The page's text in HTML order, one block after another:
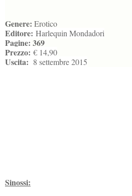
Genere: Erotico
Editore: Harlequin Mondadori
Pagine: 369
Prezzo: € 14,90
Uscita: 8 settembre 2015
Sinossi: